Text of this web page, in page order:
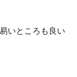
いところも良い